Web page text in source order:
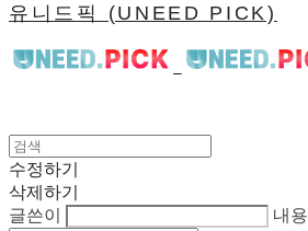
유니드픽 (UNEED PICK)
수정하기
삭제하기
글쓴이
내용